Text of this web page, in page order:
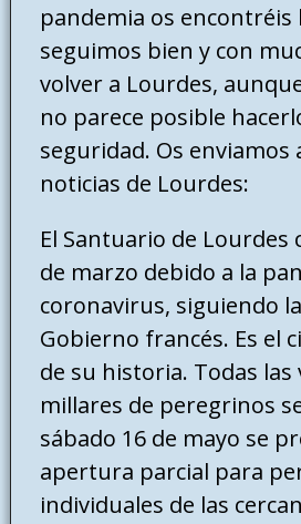
pandemia os
seguimos bien y con
volver a Lourdes,
no parece posible
seguridad. Os enviamos
noticias de Lourdes:
El Santuario de Lourdes
de marzo debido a la
coronavirus, siguiendo
Gobierno francés. Es el
de su historia. Todas las
millares de peregrinos
sábado 16 de mayo se
apertura parcial para
individuales de las